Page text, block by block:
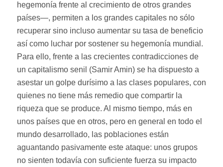
hegemonía frente al crecimiento de otros grandes
países—, permiten a los grandes capitales no sólo
recuperar sino incluso aumentar su tasa de beneficio
así como luchar por sostener su hegemonía mundial.
Para ello, frente a las crecientes contradicciones de
un capitalismo senil (Samir Amin) se ha dispuesto a
asestar un golpe durísimo a las clases populares, con
quienes no tiene más remedio que compartir la
riqueza que se produce. Al mismo tiempo, más en
unos países que en otros, pero en general en todo el
mundo desarrollado, las poblaciones están
aguantando pasivamente este ataque: unos grupos
no sienten todavía con suficiente fuerza su impacto